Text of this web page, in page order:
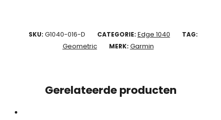
SKU: G1040-016-D CATEGORIE: Edge 1040 TAG:
Geometric MERK: Garmin
Gerelateerde producten